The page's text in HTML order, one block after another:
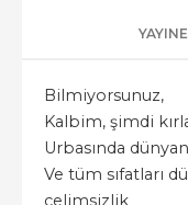
Bilmiyorsunuz,
Kalbim, şimdi
Urbasında
Ve tüm sıfatları
çelimsizlik